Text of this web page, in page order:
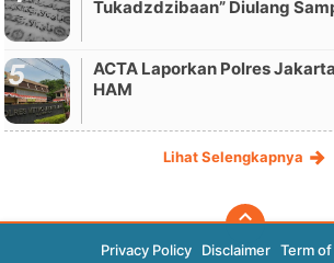
Tukadzdzibaan” Diulang
ACTA Laporkan Polres
HAM
Lihat Selengkapnya
Privacy Policy Disclaimer Term